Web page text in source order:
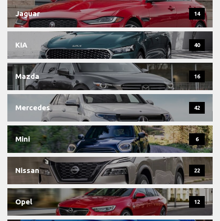
Jaguar 14
KIA 40
Mazda 16
Mercedes 42
Mini 6
Nissan 22
Opel 12